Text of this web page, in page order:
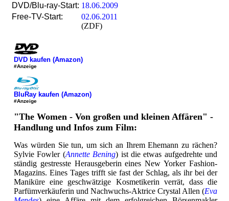
DVD/Blu-ray-Start: 18.06.2009
Free-TV-Start:
02.06.2011
(ZDF)
DVD kaufen (Amazon)
#Anzeige
BluRay kaufen (Amazon)
#Anzeige
"The Women - Von großen und kleinen Affären" -
Handlung und Infos zum Film:
Was würden Sie tun, um sich an Ihrem Ehemann zu rächen?
Sylvie Fowler (Annette Bening) ist die etwas aufgedrehte und
ständig gestresste Herausgeberin eines New Yorker Fashion-
Magazins. Eines Tages trifft sie fast der Schlag, als ihr bei der
Maniküre eine geschwätzige Kosmetikerin verrät, dass die
Parfümverkäuferin und Nachwuchs-Aktrice Crystal Allen (Eva